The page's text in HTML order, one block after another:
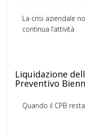
La crisi aziendale
continua l’attività
Liquidazione
Preventivo
Quando il CPB